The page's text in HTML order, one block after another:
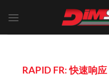
RAPID FR: 快速响应